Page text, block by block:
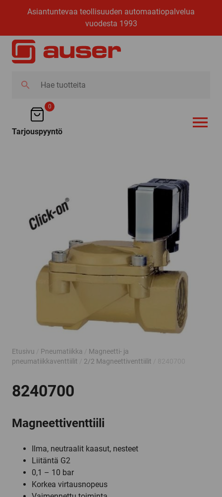
Asiantuntevaa teollisuuden automaatiopalvelua
vuodesta 1993
tuotteita
0
Tarjouspyyntö
Etusivu Pneumatiikka
Magneetti- ja
pneumatiikkaventtiilit
2/2 Magneettiventtiilit
8240700
Magneettiventtiili
Ilma, neutraalit kaasut, nesteet
Liitäntä G2
0,1 – 10 bar
Korkea virtausnopeus